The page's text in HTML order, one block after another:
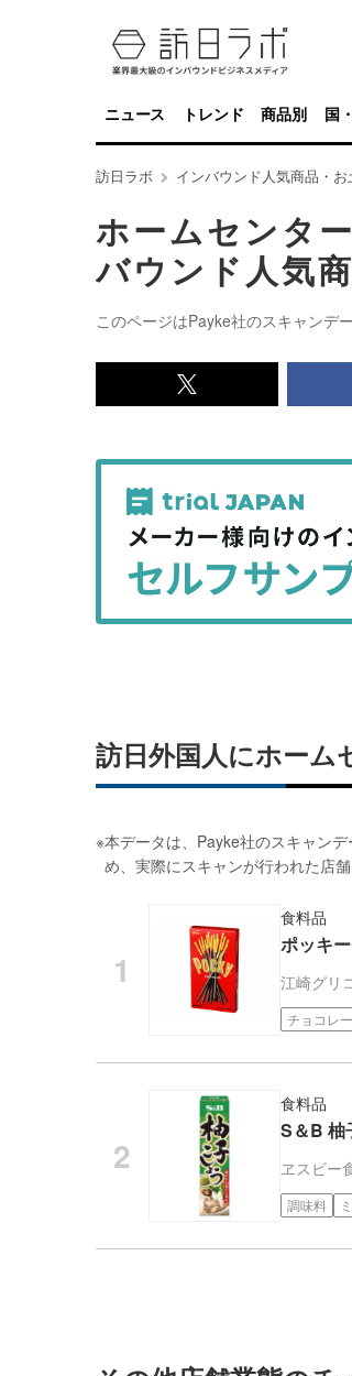
ニュース トレンド 商品別 国
訪日ラボ インバウンド人気商品・お
ホームセンタ
バウンド人気
このページはPayke社のスキャンデ
x<br>
記
事
を
シ
ェ
訪日外国人にホーム
※本データは、Payke社のスキャン
め、実際にスキャンが行われた店
食料品
ポッキ
江崎グリ
チョコレ
食料品
S＆B 柚
ヱスビー
調味料